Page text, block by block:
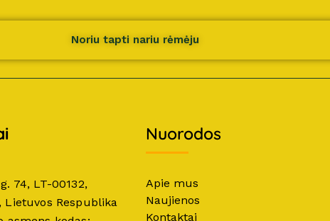
Noriu tapti nariu rėmėju
74, LT-00132,
Lietuvos Respublika
Nuorodos
Apie mus
Naujienos
Kontaktai